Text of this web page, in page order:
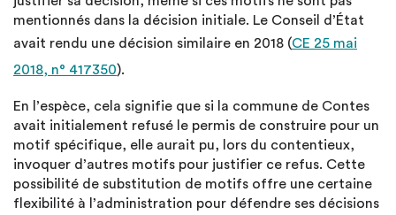
mentionnés dans la décision initiale. Le Conseil d’État
avait rendu une décision similaire en 2018 (CE 25 mai
2018, n° 417350).
En l’espèce, cela signifie que si la commune de Contes
avait initialement refusé le permis de construire pour un
motif spécifique, elle aurait pu, lors du contentieux,
invoquer d’autres motifs pour justifier ce refus. Cette
possibilité de substitution de motifs offre une certaine
flexibilité à l’administration pour défendre ses décisions